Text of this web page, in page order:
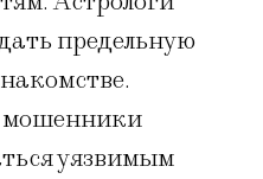
предельную
мошенники
уязвимым